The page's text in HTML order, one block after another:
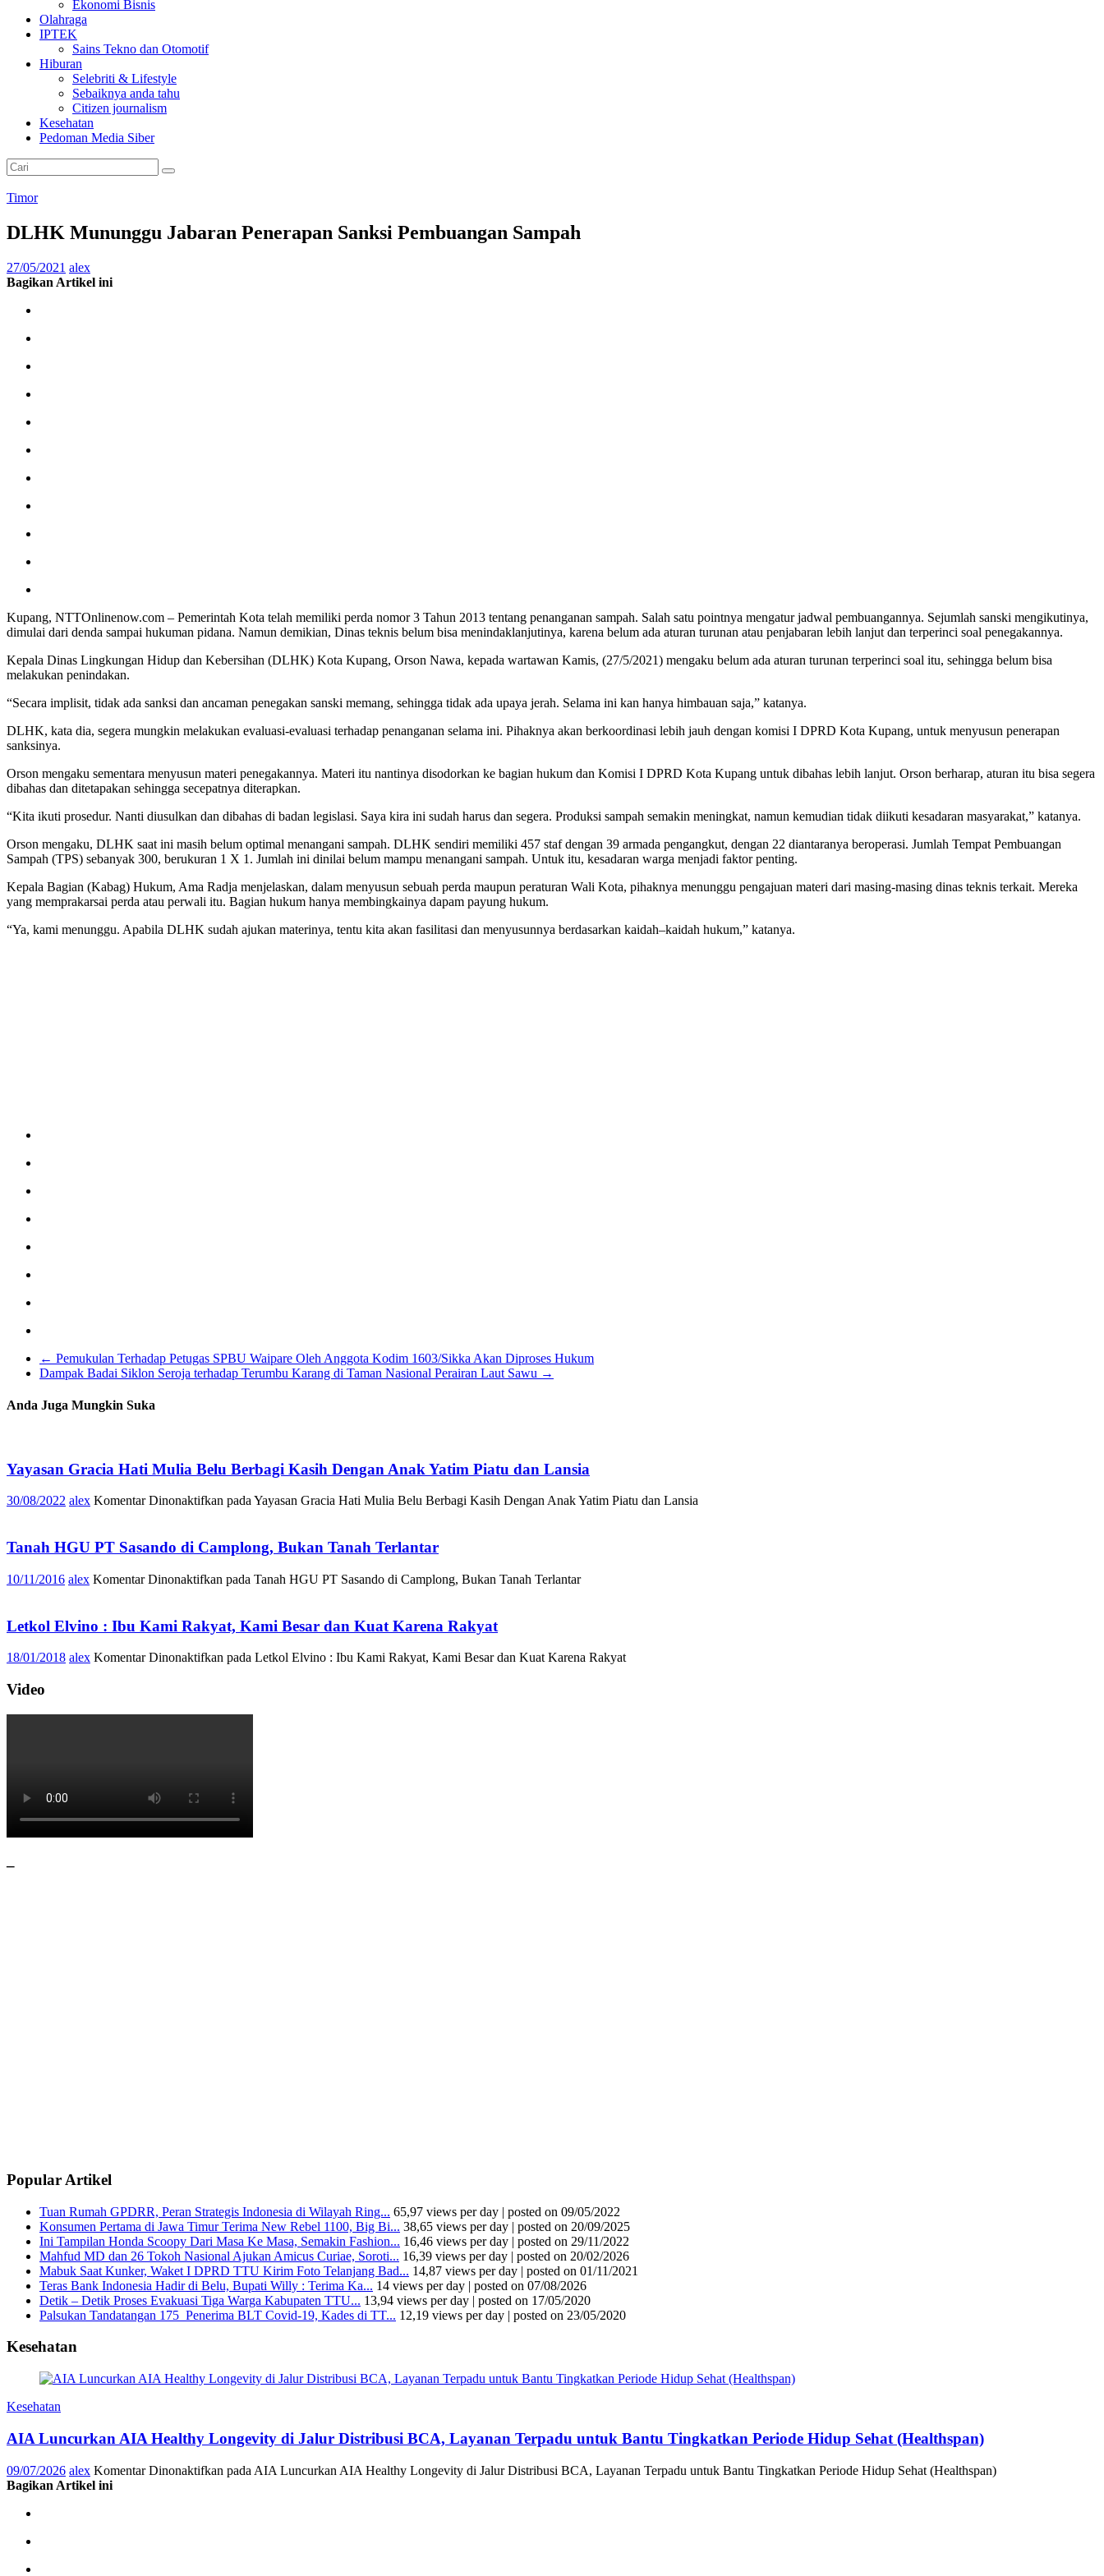
Ekonomi Bisnis
Olahraga
IPTEK
Sains Tekno dan Otomotif
Hiburan
Selebriti & Lifestyle
Sebaiknya anda tahu
Citizen journalism
Kesehatan
Pedoman Media Siber
Timor
DLHK Mununggu Jabaran Penerapan Sanksi Pembuangan Sampah
27/05/2021 alex
Bagikan Artikel ini
Kupang, NTTOnlinenow.com – Pemerintah Kota telah memiliki perda nomor 3 Tahun 2013 tentang penanganan sampah. Salah satu pointnya mengatur jadwal pembuangannya. Sejumlah sanski mengikutinya,
dimulai dari denda sampai hukuman pidana. Namun demikian, Dinas teknis belum bisa menindaklanjutinya, karena belum ada aturan turunan atau penjabaran lebih lanjut dan terperinci soal penegakannya.
Kepala Dinas Lingkungan Hidup dan Kebersihan (DLHK) Kota Kupang, Orson Nawa, kepada wartawan Kamis, (27/5/2021) mengaku belum ada aturan turunan terperinci soal itu, sehingga belum bisa
melakukan penindakan.
“Secara implisit, tidak ada sanksi dan ancaman penegakan sanski memang, sehingga tidak ada upaya jerah. Selama ini kan hanya himbauan saja,” katanya.
DLHK, kata dia, segera mungkin melakukan evaluasi-evaluasi terhadap penanganan selama ini. Pihaknya akan berkoordinasi lebih jauh dengan komisi I DPRD Kota Kupang, untuk menyusun penerapan
sanksinya.
Orson mengaku sementara menyusun materi penegakannya. Materi itu nantinya disodorkan ke bagian hukum dan Komisi I DPRD Kota Kupang untuk dibahas lebih lanjut. Orson berharap, aturan itu bisa segera
dibahas dan ditetapakan sehingga secepatnya diterapkan.
“Kita ikuti prosedur. Nanti diusulkan dan dibahas di badan legislasi. Saya kira ini sudah harus dan segera. Produksi sampah semakin meningkat, namun kemudian tidak diikuti kesadaran masyarakat,” katanya.
Orson mengaku, DLHK saat ini masih belum optimal menangani sampah. DLHK sendiri memiliki 457 staf dengan 39 armada pengangkut, dengan 22 diantaranya beroperasi. Jumlah Tempat Pembuangan
Sampah (TPS) sebanyak 300, berukuran 1 X 1. Jumlah ini dinilai belum mampu menangani sampah. Untuk itu, kesadaran warga menjadi faktor penting.
Kepala Bagian (Kabag) Hukum, Ama Radja menjelaskan, dalam menyusun sebuah perda maupun peraturan Wali Kota, pihaknya menunggu pengajuan materi dari masing-masing dinas teknis terkait. Mereka
yang memprakarsai perda atau perwali itu. Bagian hukum hanya membingkainya dapam payung hukum.
“Ya, kami menunggu. Apabila DLHK sudah ajukan materinya, tentu kita akan fasilitasi dan menyusunnya berdasarkan kaidah–kaidah hukum,” katanya.
← Pemukulan Terhadap Petugas SPBU Waipare Oleh Anggota Kodim 1603/Sikka Akan Diproses Hukum
Dampak Badai Siklon Seroja terhadap Terumbu Karang di Taman Nasional Perairan Laut Sawu →
Anda Juga Mungkin Suka
Yayasan Gracia Hati Mulia Belu Berbagi Kasih Dengan Anak Yatim Piatu dan Lansia
30/08/2022 alex Komentar Dinonaktifkan pada Yayasan Gracia Hati Mulia Belu Berbagi Kasih Dengan Anak Yatim Piatu dan Lansia
Tanah HGU PT Sasando di Camplong, Bukan Tanah Terlantar
10/11/2016 alex Komentar Dinonaktifkan pada Tanah HGU PT Sasando di Camplong, Bukan Tanah Terlantar
Letkol Elvino : Ibu Kami Rakyat, Kami Besar dan Kuat Karena Rakyat
18/01/2018 alex Komentar Dinonaktifkan pada Letkol Elvino : Ibu Kami Rakyat, Kami Besar dan Kuat Karena Rakyat
Video
–
Popular Artikel
Tuan Rumah GPDRR, Peran Strategis Indonesia di Wilayah Ring... 65,97 views per day | posted on 09/05/2022
Konsumen Pertama di Jawa Timur Terima New Rebel 1100, Big Bi... 38,65 views per day | posted on 20/09/2025
Ini Tampilan Honda Scoopy Dari Masa Ke Masa, Semakin Fashion... 16,46 views per day | posted on 29/11/2022
Mahfud MD dan 26 Tokoh Nasional Ajukan Amicus Curiae, Soroti... 16,39 views per day | posted on 20/02/2026
Mabuk Saat Kunker, Waket I DPRD TTU Kirim Foto Telanjang Bad... 14,87 views per day | posted on 01/11/2021
Teras Bank Indonesia Hadir di Belu, Bupati Willy : Terima Ka... 14 views per day | posted on 07/08/2026
Detik – Detik Proses Evakuasi Tiga Warga Kabupaten TTU... 13,94 views per day | posted on 17/05/2020
Palsukan Tandatangan 175 Penerima BLT Covid-19, Kades di TT... 12,19 views per day | posted on 23/05/2020
Kesehatan
Kesehatan
AIA Luncurkan AIA Healthy Longevity di Jalur Distribusi BCA, Layanan Terpadu untuk Bantu Tingkatkan Periode Hidup Sehat (Healthspan)
09/07/2026 alex Komentar Dinonaktifkan pada AIA Luncurkan AIA Healthy Longevity di Jalur Distribusi BCA, Layanan Terpadu untuk Bantu Tingkatkan Periode Hidup Sehat (Healthspan)
Bagikan Artikel ini